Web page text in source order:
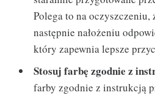
Polega to na oczyszczeniu,
następnie nałożeniu
który zapewnia lepsze
Stosuj farbę zgodnie z
farby zgodnie z instrukcją